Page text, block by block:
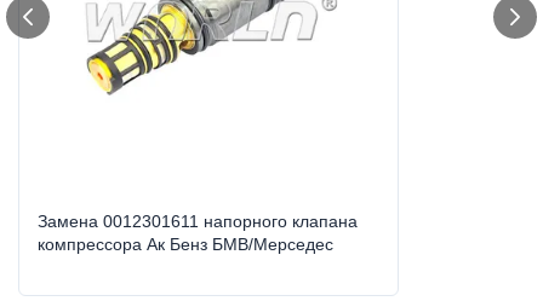
Замена 0012301611 напорного клапана
компрессора Ак Бенз БМВ/Мерседес